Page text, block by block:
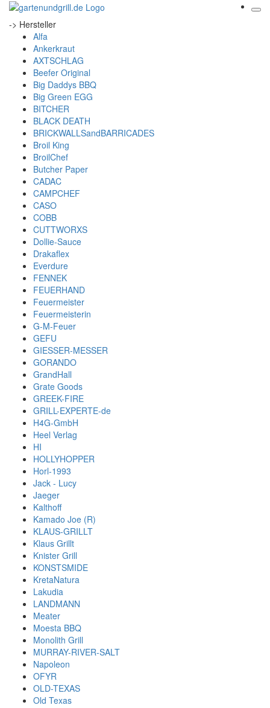
-> Hersteller
Alfa
Ankerkraut
AXTSCHLAG
Beefer Original
Big Daddys BBQ
Big Green EGG
BITCHER
BLACK DEATH
BRICKWALLSandBARRICADES
Broil King
BroilChef
Butcher Paper
CADAC
CAMPCHEF
CASO
COBB
CUTTWORXS
Dollie-Sauce
Drakaflex
Everdure
FENNEK
FEUERHAND
Feuermeister
Feuermeisterin
G-M-Feuer
GEFU
GIESSER-MESSER
GORANDO
GrandHall
Grate Goods
GREEK-FIRE
GRILL-EXPERTE-de
H4G-GmbH
Heel Verlag
HI
HOLLYHOPPER
Horl-1993
Jack - Lucy
Jaeger
Kalthoff
Kamado Joe (R)
KLAUS-GRILLT
Klaus Grillt
Knister Grill
KONSTSMIDE
KretaNatura
Lakudia
LANDMANN
Meater
Moesta BBQ
Monolith Grill
MURRAY-RIVER-SALT
Napoleon
OFYR
OLD-TEXAS
Old Texas